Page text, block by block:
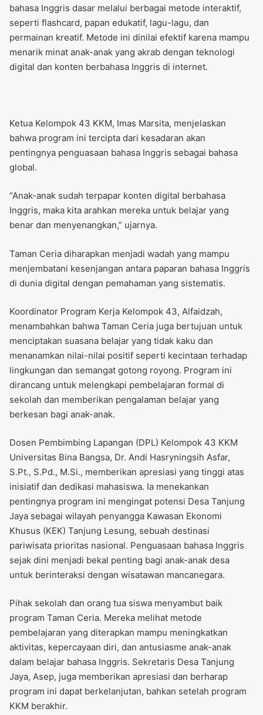
bahasa Inggris dasar melalui berbagai metode interaktif,
seperti flashcard, papan edukatif, lagu-lagu, dan
permainan kreatif. Metode ini dinilai efektif karena mampu
menarik minat anak-anak yang akrab dengan teknologi
digital dan konten berbahasa Inggris di internet.
Ketua Kelompok 43 KKM, Imas Marsita, menjelaskan
bahwa program ini tercipta dari kesadaran akan
pentingnya penguasaan bahasa Inggris sebagai bahasa
global.
“Anak-anak sudah terpapar konten digital berbahasa
Inggris, maka kita arahkan mereka untuk belajar yang
benar dan menyenangkan,” ujarnya.
Taman Ceria diharapkan menjadi wadah yang mampu
menjembatani kesenjangan antara paparan bahasa Inggris
di dunia digital dengan pemahaman yang sistematis.
Koordinator Program Kerja Kelompok 43, Alfaidzah,
menambahkan bahwa Taman Ceria juga bertujuan untuk
menciptakan suasana belajar yang tidak kaku dan
menanamkan nilai-nilai positif seperti kecintaan terhadap
lingkungan dan semangat gotong royong. Program ini
dirancang untuk melengkapi pembelajaran formal di
sekolah dan memberikan pengalaman belajar yang
berkesan bagi anak-anak.
Dosen Pembimbing Lapangan (DPL) Kelompok 43 KKM
Universitas Bina Bangsa, Dr. Andi Hasryningsih Asfar,
S.Pt., S.Pd., M.Si., memberikan apresiasi yang tinggi atas
inisiatif dan dedikasi mahasiswa. Ia menekankan
pentingnya program ini mengingat potensi Desa Tanjung
Jaya sebagai wilayah penyangga Kawasan Ekonomi
Khusus (KEK) Tanjung Lesung, sebuah destinasi
pariwisata prioritas nasional. Penguasaan bahasa Inggris
sejak dini menjadi bekal penting bagi anak-anak desa
untuk berinteraksi dengan wisatawan mancanegara.
Pihak sekolah dan orang tua siswa menyambut baik
program Taman Ceria. Mereka melihat metode
pembelajaran yang diterapkan mampu meningkatkan
aktivitas, kepercayaan diri, dan antusiasme anak-anak
dalam belajar bahasa Inggris. Sekretaris Desa Tanjung
Jaya, Asep, juga memberikan apresiasi dan berharap
program ini dapat berkelanjutan, bahkan setelah program
KKM berakhir.